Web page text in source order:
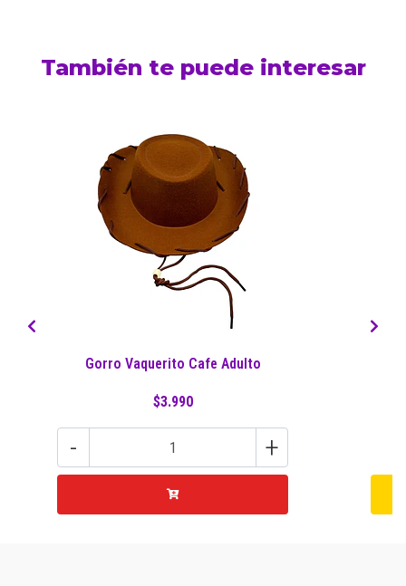
También te puede interesar
Gorro Vaquerito Cafe Adulto
$3.990
- +